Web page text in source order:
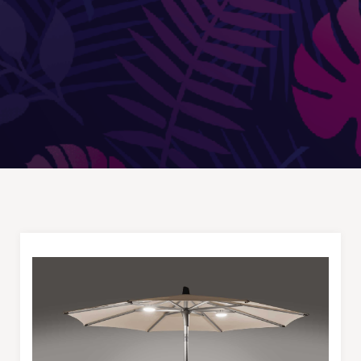
Douches
DÉCORATIONS ET STATUES
Statues personnages
Parasols déportés
Voiles
Accessoires et pieds